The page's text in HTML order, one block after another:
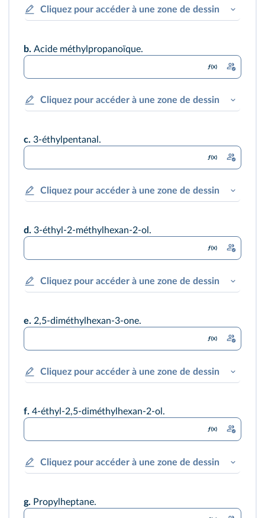
Cliquez pour accéder à une zone de dessin
b. Acide méthylpropanoïque.
Cliquez pour accéder à une zone de dessin
c. 3-éthylpentanal.
Cliquez pour accéder à une zone de dessin
d. 3-éthyl-2-méthylhexan-2-ol.
Cliquez pour accéder à une zone de dessin
e. 2,5-diméthylhexan-3-one.
Cliquez pour accéder à une zone de dessin
f. 4-éthyl-2,5-diméthylhexan-2-ol.
Cliquez pour accéder à une zone de dessin
g. Propylheptane.